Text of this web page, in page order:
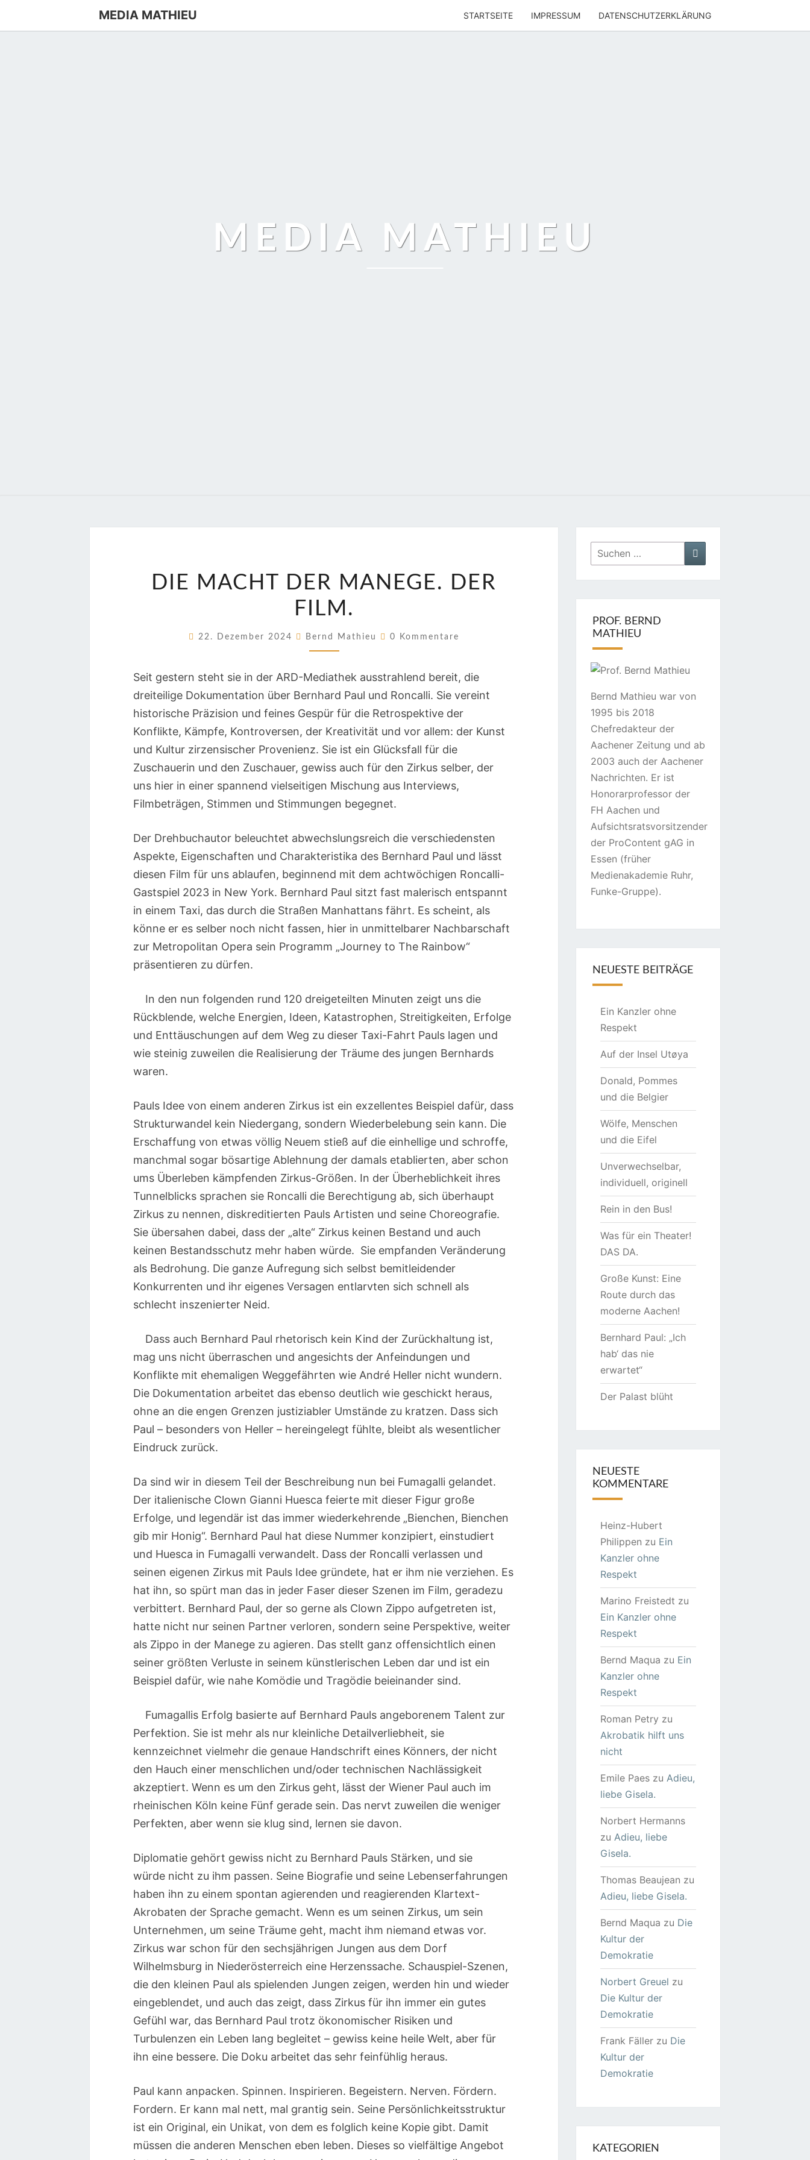
MEDIA MATHIEU STARTSEITE IMPRESSUM DATENSCHUTZERKLÄRUNG
MEDIA MATHIEU
MACHT
DER
DER
DIE MACHT DER MANEGE. DER
FILM.
22. Dezember 2024 Bernd Mathieu Kommentare
0 Kommentare
Seit gestern steht sie in der ARD-Mediathek ausstrahlend bereit, die
dreiteilige Dokumentation über Bernhard Paul und Roncalli. Sie vereint
historische Präzision und feines Gespür für die Retrospektive der
Konflikte, Kämpfe, Kontroversen, der Kreativität und vor allem: der Kunst
und Kultur zirzensischer Provenienz. Sie ist ein Glücksfall für die
Zuschauerin und den Zuschauer, gewiss auch für den Zirkus selber, der
uns hier in einer spannend vielseitigen Mischung aus Interviews,
Filmbeträgen, Stimmen und Stimmungen begegnet.
Der Drehbuchautor beleuchtet abwechslungsreich die verschiedensten
Aspekte, Eigenschaften und Charakteristika des Bernhard Paul und lässt
diesen Film für uns ablaufen, beginnend mit dem achtwöchigen Roncalli-
Gastspiel 2023 in New York. Bernhard Paul sitzt fast malerisch entspannt
in einem Taxi, das durch die Straßen Manhattans fährt. Es scheint, als
könne er es selber noch nicht fassen, hier in unmittelbarer Nachbarschaft
zur Metropolitan Opera sein Programm „Journey to The Rainbow“
präsentieren zu dürfen.
In den nun folgenden rund 120 dreigeteilten Minuten zeigt uns die
Rückblende, welche Energien, Ideen, Katastrophen, Streitigkeiten, Erfolge
und Enttäuschungen auf dem Weg zu dieser Taxi-Fahrt Pauls lagen und
wie steinig zuweilen die Realisierung der Träume des jungen Bernhards
waren.
Pauls Idee von einem anderen Zirkus ist ein exzellentes Beispiel dafür, dass
Strukturwandel kein Niedergang, sondern Wiederbelebung sein kann. Die
Erschaffung von etwas völlig Neuem stieß auf die einhellige und schroffe,
manchmal sogar bösartige Ablehnung der damals etablierten, aber schon
ums Überleben kämpfenden Zirkus-Größen. In der Überheblichkeit ihres
Tunnelblicks sprachen sie Roncalli die Berechtigung ab, sich überhaupt
Zirkus zu nennen, diskreditierten Pauls Artisten und seine Choreografie.
Sie übersahen dabei, dass der „alte“ Zirkus keinen Bestand und auch
keinen Bestandsschutz mehr haben würde. Sie empfanden Veränderung
als Bedrohung. Die ganze Aufregung sich selbst bemitleidender
Konkurrenten und ihr eigenes Versagen entlarvten sich schnell als
schlecht inszenierter Neid.
Dass auch Bernhard Paul rhetorisch kein Kind der Zurückhaltung ist,
mag uns nicht überraschen und angesichts der Anfeindungen und
Konflikte mit ehemaligen Weggefährten wie André Heller nicht wundern.
Die Dokumentation arbeitet das ebenso deutlich wie geschickt heraus,
ohne an die engen Grenzen justiziabler Umstände zu kratzen. Dass sich
Paul – besonders von Heller – hereingelegt fühlte, bleibt als wesentlicher
Eindruck zurück.
Da sind wir in diesem Teil der Beschreibung nun bei Fumagalli gelandet.
Der italienische Clown Gianni Huesca feierte mit dieser Figur große
Erfolge, und legendär ist das immer wiederkehrende „Bienchen, Bienchen
gib mir Honig“. Bernhard Paul hat diese Nummer konzipiert, einstudiert
und Huesca in Fumagalli verwandelt. Dass der Roncalli verlassen und
seinen eigenen Zirkus mit Pauls Idee gründete, hat er ihm nie verziehen. Es
hat ihn, so spürt man das in jeder Faser dieser Szenen im Film, geradezu
verbittert. Bernhard Paul, der so gerne als Clown Zippo aufgetreten ist,
hatte nicht nur seinen Partner verloren, sondern seine Perspektive, weiter
als Zippo in der Manege zu agieren. Das stellt ganz offensichtlich einen
seiner größten Verluste in seinem künstlerischen Leben dar und ist ein
Beispiel dafür, wie nahe Komödie und Tragödie beieinander sind.
Fumagallis Erfolg basierte auf Bernhard Pauls angeborenem Talent zur
Perfektion. Sie ist mehr als nur kleinliche Detailverliebheit, sie
kennzeichnet vielmehr die genaue Handschrift eines Könners, der nicht
den Hauch einer menschlichen und/oder technischen Nachlässigkeit
akzeptiert. Wenn es um den Zirkus geht, lässt der Wiener Paul auch im
rheinischen Köln keine Fünf gerade sein. Das nervt zuweilen die weniger
Perfekten, aber wenn sie klug sind, lernen sie davon.
Diplomatie gehört gewiss nicht zu Bernhard Pauls Stärken, und sie
würde nicht zu ihm passen. Seine Biografie und seine Lebenserfahrungen
haben ihn zu einem spontan agierenden und reagierenden Klartext-
Akrobaten der Sprache gemacht. Wenn es um seinen Zirkus, um sein
Unternehmen, um seine Träume geht, macht ihm niemand etwas vor.
Zirkus war schon für den sechsjährigen Jungen aus dem Dorf
Wilhelmsburg in Niederösterreich eine Herzenssache. Schauspiel-Szenen,
die den kleinen Paul als spielenden Jungen zeigen, werden hin und wieder
eingeblendet, und auch das zeigt, dass Zirkus für ihn immer ein gutes
Gefühl war, das Bernhard Paul trotz ökonomischer Risiken und
Turbulenzen ein Leben lang begleitet – gewiss keine heile Welt, aber für
ihn eine bessere. Die Doku arbeitet das sehr feinfühlig heraus.
Paul kann anpacken. Spinnen. Inspirieren. Begeistern. Nerven. Fördern.
Fordern. Er kann mal nett, mal grantig sein. Seine Persönlichkeitsstruktur
ist ein Original, ein Unikat, von dem es folglich keine Kopie gibt. Damit
müssen die anderen Menschen eben leben. Dieses so vielfältige Angebot
Suchen
nach:
PROF. BERND
MATHIEU
Bernd Mathieu war von
1995 bis 2018
Chefredakteur der
Aachener Zeitung und ab
2003 auch der Aachener
Nachrichten. Er ist
Honorarprofessor der
FH Aachen und
Aufsichtsratsvorsitzender
der ProContent gAG in
Essen (früher
Medienakademie Ruhr,
Funke-Gruppe).
NEUESTE BEITRÄGE
Ein Kanzler ohne
Respekt
Auf der Insel Utøya
Donald, Pommes
und die Belgier
Wölfe, Menschen
und die Eifel
Unverwechselbar,
individuell, originell
Rein in den Bus!
Was für ein Theater!
DAS DA.
Große Kunst: Eine
Route durch das
moderne Aachen!
Bernhard Paul: „Ich
hab‘ das nie
erwartet“
Der Palast blüht
NEUESTE
KOMMENTARE
Heinz-Hubert
Philippen zu Ein
Kanzler ohne
Respekt
Marino Freistedt zu
Ein Kanzler ohne
Respekt
Bernd Maqua zu Ein
Kanzler ohne
Respekt
Roman Petry zu
Akrobatik hilft uns
nicht
Emile Paeszu Adieu,
liebe Gisela.
Norbert Hermanns
zu Adieu, liebe
Gisela.
Thomas Beaujean zu
Adieu, liebe Gisela.
Bernd Maqua zu Die
Kultur der
Demokratie
Norbert Greuel zu
Die Kultur der
Demokratie
Frank Fällerzu Die
Kultur der
Demokratie
KATEGORIEN